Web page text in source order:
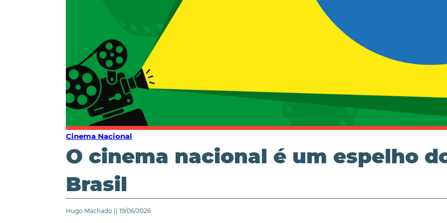
Cinema Nacional
O cinema nacional é um espelho
Brasil
Hugo Machado || 19/06/2026